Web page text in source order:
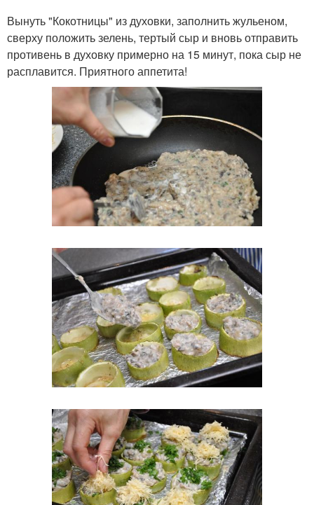
Вынуть "Кокотницы" из духовки, заполнить жульеном,
сверху положить зелень, тертый сыр и вновь отправить
противень в духовку примерно на 15 минут, пока сыр не
расплавится. Приятного аппетита!